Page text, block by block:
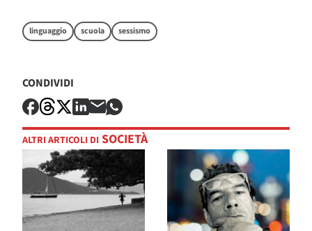
linguaggio scuola sessismo
CONDIVIDI
ALTRI ARTICOLI DI SOCIETÀ